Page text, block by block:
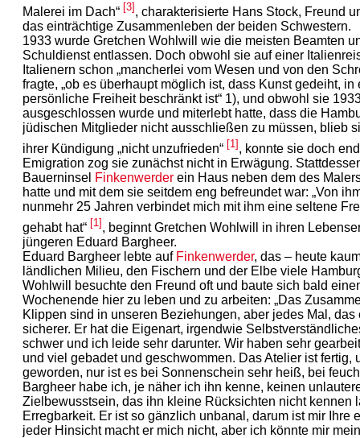
Malerei im Dach“ [3] , charakterisierte Hans Stock, Freund
das einträchtige Zusammenleben der beiden Schwestern.
1933 wurde Gretchen Wohlwill wie die meisten Beamten
Schuldienst entlassen. Doch obwohl sie auf einer
Italienern schon „mancherlei vom Wesen und von den
fragte, „ob es überhaupt möglich ist, dass Kunst gedeiht,
persönliche Freiheit beschränkt ist“ 1), und obwohl sie
ausgeschlossen wurde und miterlebt hatte, dass die
jüdischen Mitglieder nicht ausschließen zu müssen, blieb
ihrer Kündigung „nicht unzufrieden“ [1] , konnte sie doch
Emigration zog sie zunächst nicht in Erwägung.
Bauerninsel Finkenwerder ein Haus neben dem des
hatte und mit dem sie seitdem eng befreundet war: „Von
nunmehr 25 Jahren verbindet mich mit ihm eine seltene
gehabt hat“ [1] , beginnt Gretchen Wohlwill in ihren
jüngeren Eduard Bargheer.
Eduard Bargheer lebte auf Finkenwerder, das – heute
ländlichen Milieu, den Fischern und der Elbe viele
Wohlwill besuchte den Freund oft und baute sich bald
Wochenende hier zu leben und zu arbeiten: „Das
Klippen sind in unseren Beziehungen, aber jedes Mal,
sicherer. Er hat die Eigenart, irgendwie
schwer und ich leide sehr darunter. Wir haben sehr
und viel gebadet und geschwommen. Das Atelier ist
geworden, nur ist es bei Sonnenschein sehr heiß, bei
Bargheer habe ich, je näher ich ihn kenne, keinen
Zielbewusstsein, das ihn kleine Rücksichten nicht kennen
Erregbarkeit. Er ist so gänzlich unbanal, darum ist mir
jeder Hinsicht macht er mich nicht, aber ich könnte mir